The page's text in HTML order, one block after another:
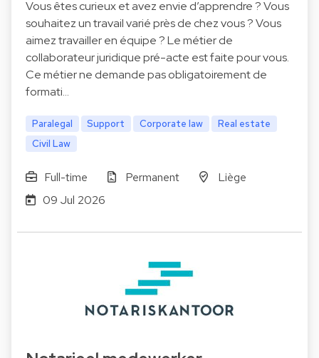
Vous êtes curieux et avez envie d’apprendre ? Vous
souhaitez un travail varié près de chez vous ? Vous
aimez travailler en équipe ? Le métier de
collaborateur juridique pré-acte est faite pour vous.
Ce métier ne demande pas obligatoirement de
formati…
Paralegal Support Corporate law
Real estate
Civil Law
Full-time Permanent
Liège
09 Jul 2026